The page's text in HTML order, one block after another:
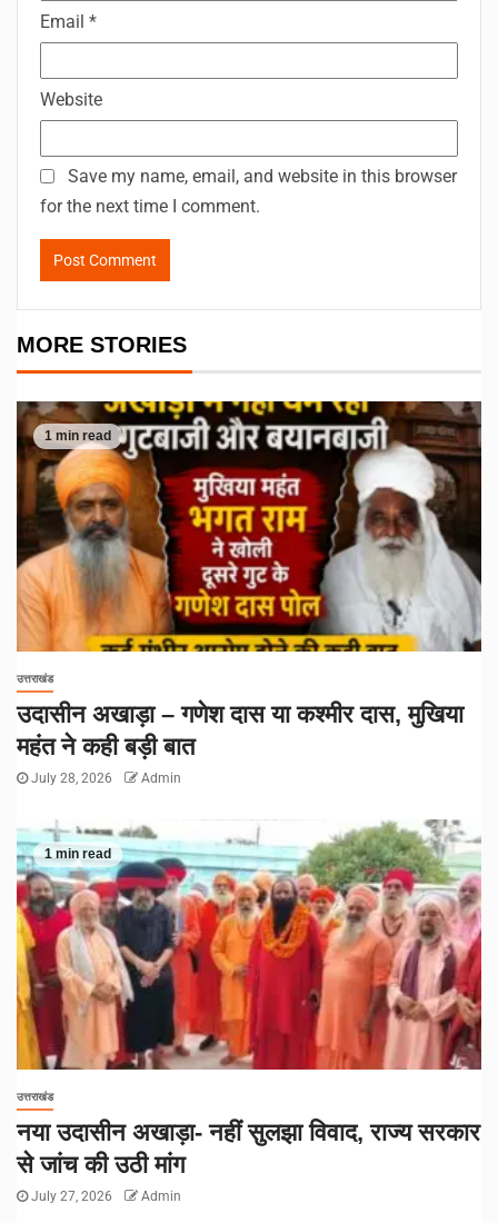
Email *
Website
Save my name, email, and website in this browser
for the next time I comment.
MORE STORIES
1 min read
उत्तराखंड
उदासीन अखाड़ा – गणेश दास या कश्मीर दास, मुखिया
महंत ने कही बड़ी बात
July 28, 2026 Admin
1 min read
उत्तराखंड
नया उदासीन अखाड़ा- नहीं सुलझा विवाद, राज्य सरकार
से जांच की उठी मांग
July 27, 2026 Admin